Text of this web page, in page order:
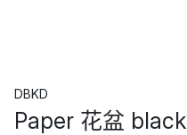
DBKD
Paper 花盆 black